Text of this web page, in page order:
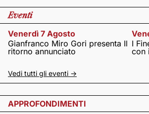
Eventi
Venerdì 7 Agosto
Gianfranco Miro Gori presenta Il
ritorno annunciato
I
con
Vedi tutti gli eventi ->
APPROFONDIMENTI